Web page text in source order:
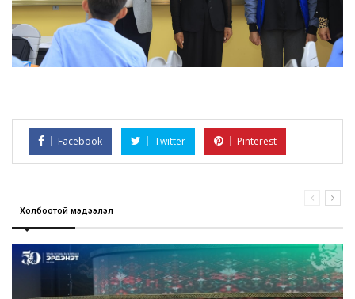
Facebook Twitter Pinterest
Холбоотой мэдээлэл